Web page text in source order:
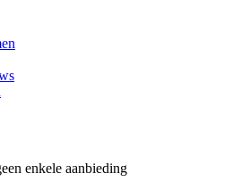
enkele aanbieding